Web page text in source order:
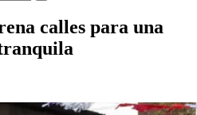
calles para una